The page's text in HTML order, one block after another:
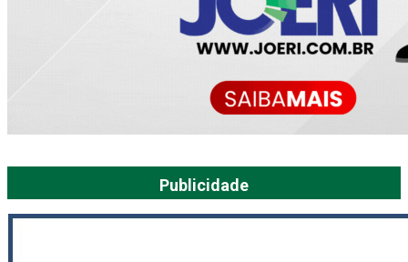
Publicidade